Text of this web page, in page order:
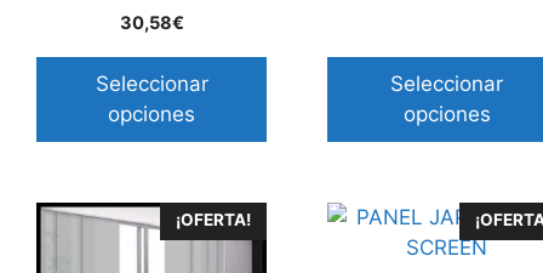
30,58€
Seleccionar
opciones
Seleccionar
opciones
¡OFERTA!
Este
Este
producto